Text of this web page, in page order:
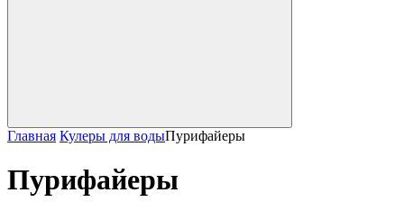
Главная Кулеры для водыПурифайеры
Пурифайеры